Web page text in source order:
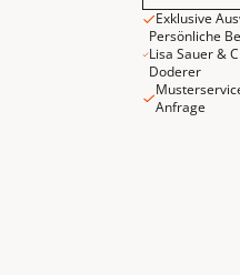
Exklusive
Persönliche
Lisa Sauer &
Doderer
Anfrage